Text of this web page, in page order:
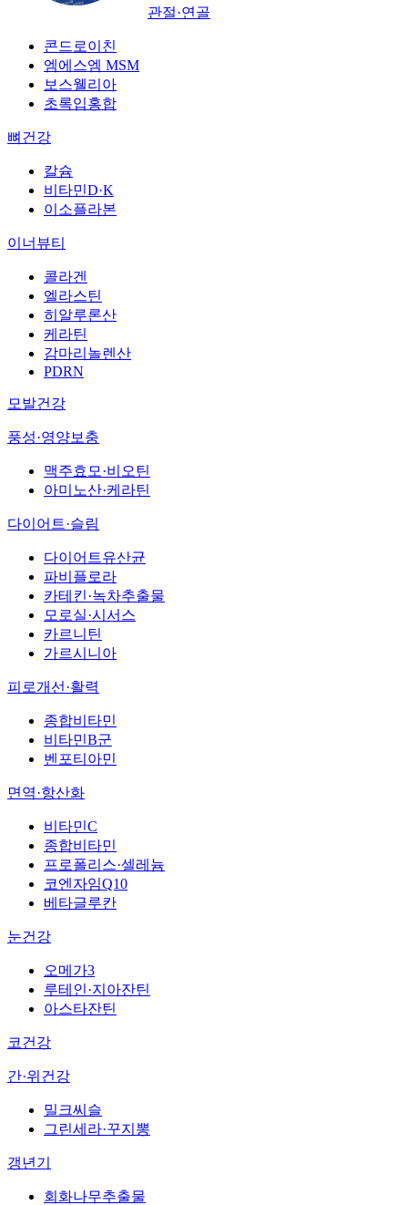
관절·연골
콘드로이친
엠에스엠 MSM
보스웰리아
초록입홍합
뼈건강
칼슘
비타민D·K
이소플라본
이너뷰티
콜라겐
엘라스틴
히알루론산
케라틴
감마리놀렌산
PDRN
모발건강
풍성·영양보충
맥주효모·비오틴
아미노산·케라틴
다이어트·슬림
다이어트유산균
파비플로라
카테킨·녹차추출물
모로실·시서스
카르니틴
가르시니아
피로개선·활력
종합비타민
비타민B군
벤포티아민
면역·항산화
비타민C
종합비타민
프로폴리스·셀레늄
코엔자임Q10
베타글루칸
눈건강
오메가3
루테인·지아잔틴
아스타잔틴
코건강
간·위건강
밀크씨슬
그린세라·꾸지뽕
갱년기
회화나무추출물